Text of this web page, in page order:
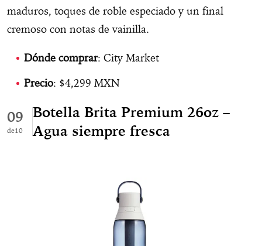
maduros, toques de roble especiado y un final
cremoso con notas de vainilla.
Dónde comprar: City Market
Precio: $4,299 MXN
09
10
Botella Brita Premium 26oz –
Agua siempre fresca